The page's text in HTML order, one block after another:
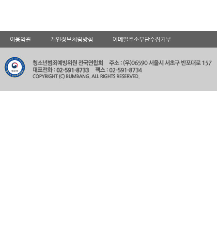
이용약관 개인정보처림방침 이메일주소무단수집거부